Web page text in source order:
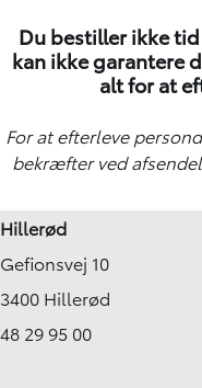
Du bestiller ikke
kan ikke garantere
alt for at
For at efterleve
bekræfter ved
Hillerød
Gefionsvej 10
3400 Hillerød
48 29 95 00